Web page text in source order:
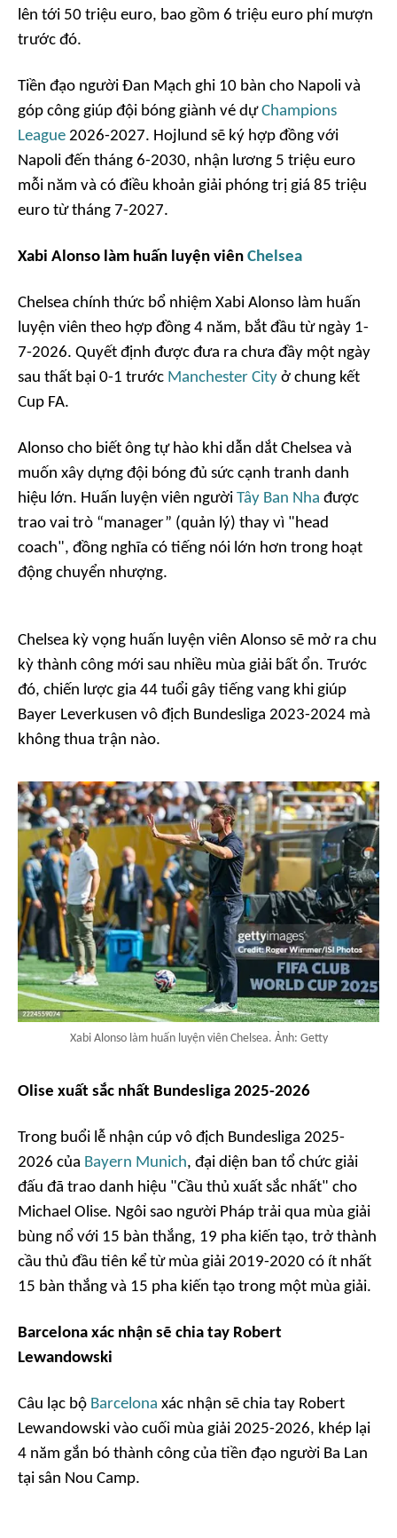
lên tới 50 triệu euro, bao gồm 6 triệu euro phí mượn
trước đó.
Tiền đạo người Đan Mạch ghi 10 bàn cho Napoli và
góp công giúp đội bóng giành vé dựChampions
League 2026-2027. Hojlund sẽ ký hợp đồng với
Napoli đến tháng 6-2030, nhận lương 5 triệu euro
mỗi năm và có điều khoản giải phóng trị giá 85 triệu
euro từ tháng 7-2027.
Xabi Alonso làm huấn luyện viên Chelsea
Chelsea chính thức bổ nhiệm Xabi Alonso làm huấn
luyện viên theo hợp đồng 4 năm, bắt đầu từ ngày 1-
7-2026. Quyết định được đưa ra chưa đầy một ngày
sau thất bại 0-1 trước Manchester City ở chung kết
Cup FA.
Alonso cho biết ông tự hào khi dẫn dắt Chelsea và
muốn xây dựng đội bóng đủ sức cạnh tranh danh
hiệu lớn. Huấn luyện viên người Tây Ban Nha được
trao vai trò “manager” (quản lý) thay vì "head
coach", đồng nghĩa có tiếng nói lớn hơn trong hoạt
động chuyển nhượng.
Chelsea kỳ vọng huấn luyện viên Alonso sẽ mở ra chu
kỳ thành công mới sau nhiều mùa giải bất ổn. Trước
đó, chiến lược gia 44 tuổi gây tiếng vang khi giúp
Bayer Leverkusen vô địch Bundesliga 2023-2024 mà
không thua trận nào.
Xabi Alonso làm huấn luyện viên Chelsea. Ảnh: Getty
Olise xuất sắc nhất Bundesliga 2025-2026
Trong buổi lễ nhận cúp vô địch Bundesliga 2025-
2026 của Bayern Munich, đại diện ban tổ chức giải
đấu đã trao danh hiệu "Cầu thủ xuất sắc nhất" cho
Michael Olise. Ngôi sao người Pháp trải qua mùa giải
bùng nổ với 15 bàn thắng, 19 pha kiến tạo, trở thành
cầu thủ đầu tiên kể từ mùa giải 2019-2020 có ít nhất
15 bàn thắng và 15 pha kiến tạo trong một mùa giải.
Barcelona xác nhận sẽ chia tay Robert
Lewandowski
Câu lạc bộ Barcelona xác nhận sẽ chia tay Robert
Lewandowski vào cuối mùa giải 2025-2026, khép lại
4 năm gắn bó thành công của tiền đạo người Ba Lan
tại sân Nou Camp.